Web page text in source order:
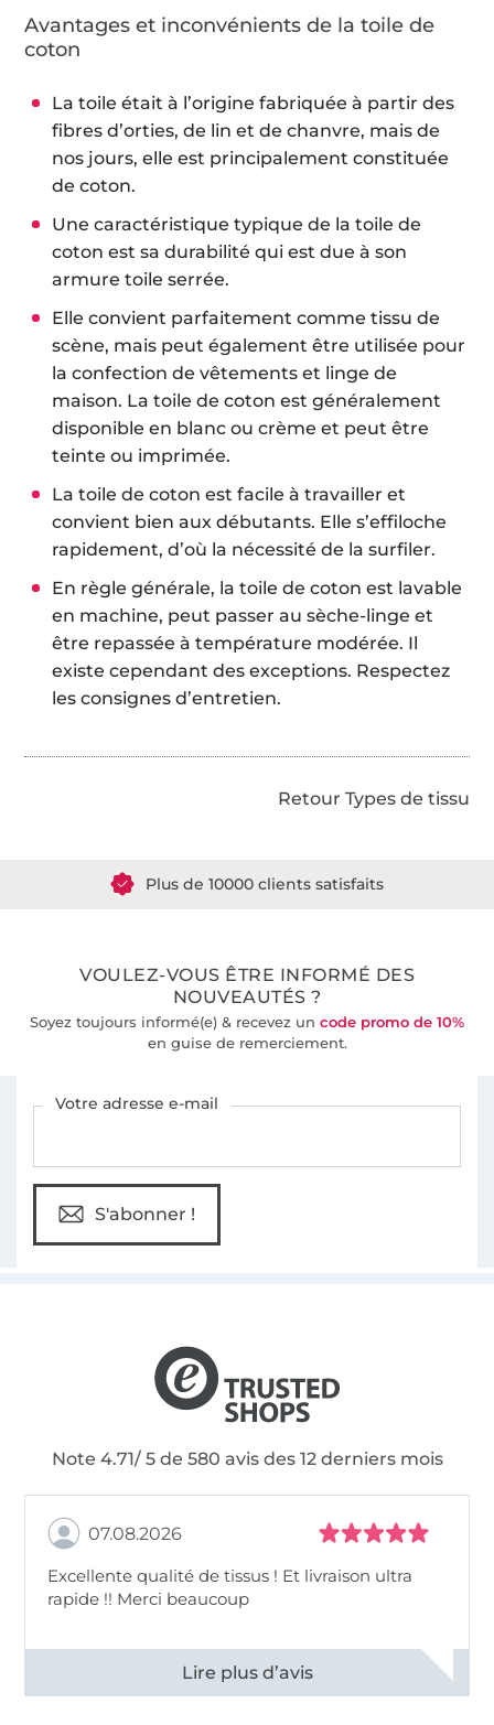
Avantages et inconvénients de la toile de
coton
La toile était à l’origine fabriquée à partir des
fibres d’orties, de lin et de chanvre, mais de
nos jours, elle est principalement constituée
de coton.
Une caractéristique typique de la toile de
coton est sa durabilité qui est due à son
armure toile serrée.
Elle convient parfaitement comme tissu de
scène, mais peut également être utilisée pour
la confection de vêtements et linge de
maison. La toile de coton est généralement
disponible en blanc ou crème et peut être
teinte ou imprimée.
La toile de coton est facile à travailler et
convient bien aux débutants. Elle s’effiloche
rapidement, d’où la nécessité de la surfiler.
En règle générale, la toile de coton est lavable
en machine, peut passer au sèche-linge et
être repassée à température modérée. Il
existe cependant des exceptions. Respectez
les consignes d’entretien.
Retour Types de tissu
Plus de 10000 clients satisfaits
VOULEZ-VOUS ÊTRE INFORMÉ DES
NOUVEAUTÉS ?
Soyez toujours informé(e) & recevez un code promo de 10%
en guise de remerciement.
Votre adresse e-mail
S'abonner !
Note 4.71/ 5 de 580 avis des 12 derniers mois
07.08.2026
Excellente qualité de tissus ! Et livraison ultra
rapide !! Merci beaucoup
Voir tous les 11497 commentaires